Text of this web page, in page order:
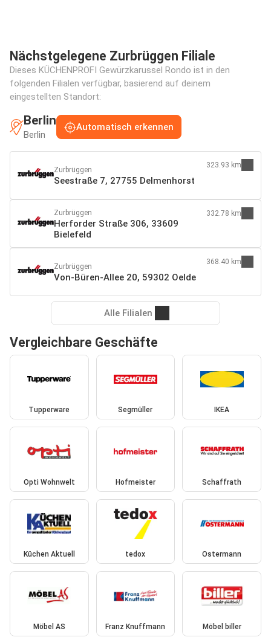
Nächstgelegene Zurbrüggen Filiale
Dieses KÜCHENPROFI Gewürzkarussel Rondo ist in den
folgenden Filialen verfügbar, basierend auf deinem
eingestellten Standort:
Berlin
Berlin
Automatisch erkennen
Zurbrüggen
Seestraße 7, 27755 Delmenhorst
323.93 km
Zurbrüggen
Herforder Straße 306, 33609
Bielefeld
332.78 km
Zurbrüggen
Von-Büren-Allee 20, 59302 Oelde
368.40 km
Alle Filialen
Vergleichbare Geschäfte
Tupperware Segmüller IKEA
Opti Wohnwelt Hofmeister Schaffrath
Küchen Aktuell tedox Ostermann
Möbel AS Franz Knuffmann Möbel biller